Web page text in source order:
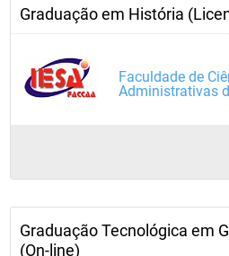
Graduação em História
Faculdade de
Administrativas
Graduação Tecnológica em
(On-line)